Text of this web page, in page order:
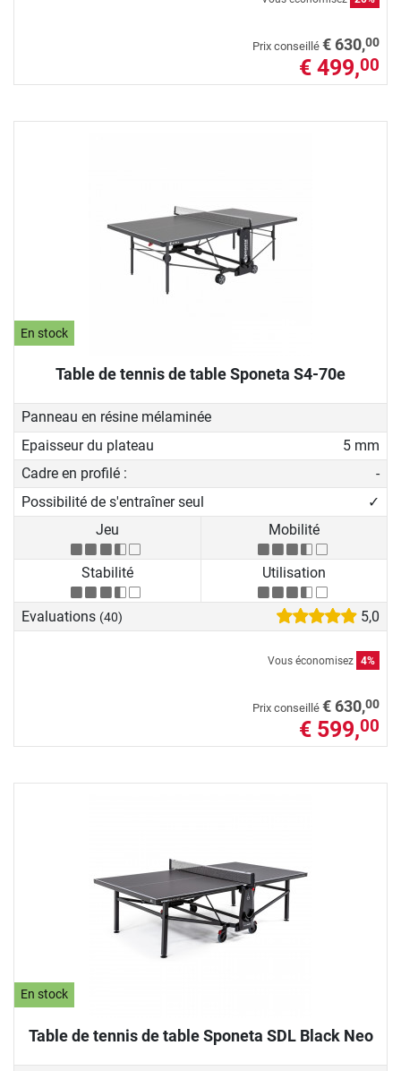
Prix conseillé € 630,00
€ 499,00
En stock
Table de tennis de table Sponeta S4-70e
Panneau en résine mélaminée
Epaisseur du plateau
5 mm
Cadre en profilé :
-
Possibilité de s'entraîner seul
✓
Jeu
Mobilité
Stabilité Utilisation
Evaluations (40) 5,0
Vous économisez 4%
Prix conseillé € 630,00
€ 599,00
En stock
Table de tennis de table Sponeta SDL Black Neo